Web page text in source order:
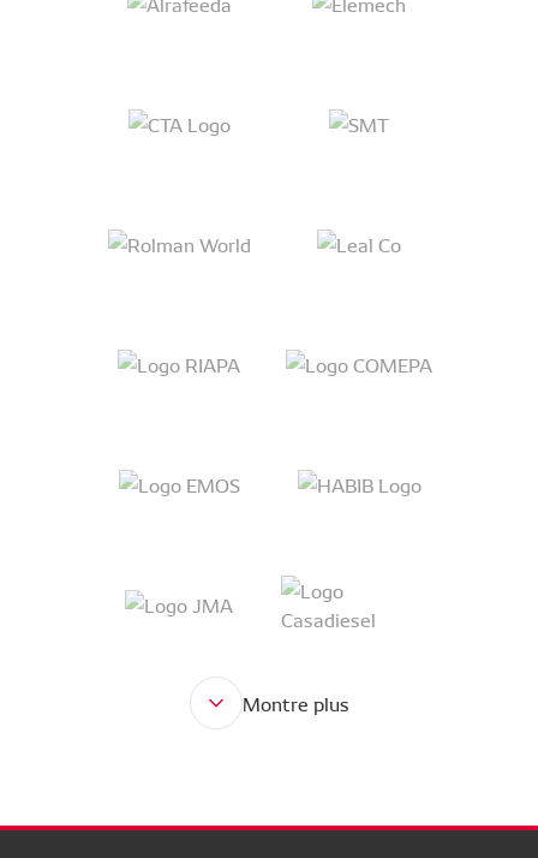
Montre plus